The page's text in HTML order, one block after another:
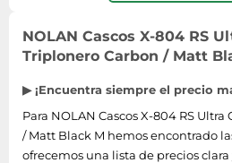
NOLAN Cascos X-804 RS
Triplonero Carbon / Matt
▶ ¡Encuentra siempre el precio
Para NOLAN Cascos X-804 RS
/ Matt Black M hemos encontrado
ofrecemos una lista de precios